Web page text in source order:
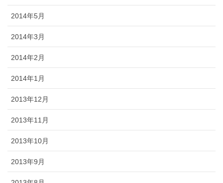
2014年5月
2014年3月
2014年2月
2014年1月
2013年12月
2013年11月
2013年10月
2013年9月